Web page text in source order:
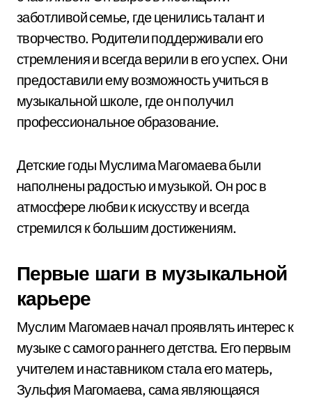
заботливой семье, где ценились талант и
творчество. Родители поддерживали его
стремления и всегда верили в его успех. Они
предоставили ему возможность учиться в
музыкальной школе, где он получил
профессиональное образование.
Детские годы Муслима Магомаева были
наполнены радостью и музыкой. Он рос в
атмосфере любви к искусству и всегда
стремился к большим достижениям.
Первые шаги в музыкальной
карьере
Муслим Магомаев начал проявлять интерес к
музыке с самого раннего детства. Его первым
учителем и наставником стала его матерь,
Зульфия Магомаева, сама являющаяся